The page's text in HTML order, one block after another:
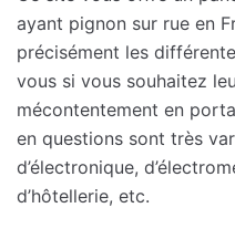
ayant pignon sur rue en
précisément les
vous si vous souhaitez
mécontentement en
en questions sont très
d’électronique,
d’hôtellerie, etc.